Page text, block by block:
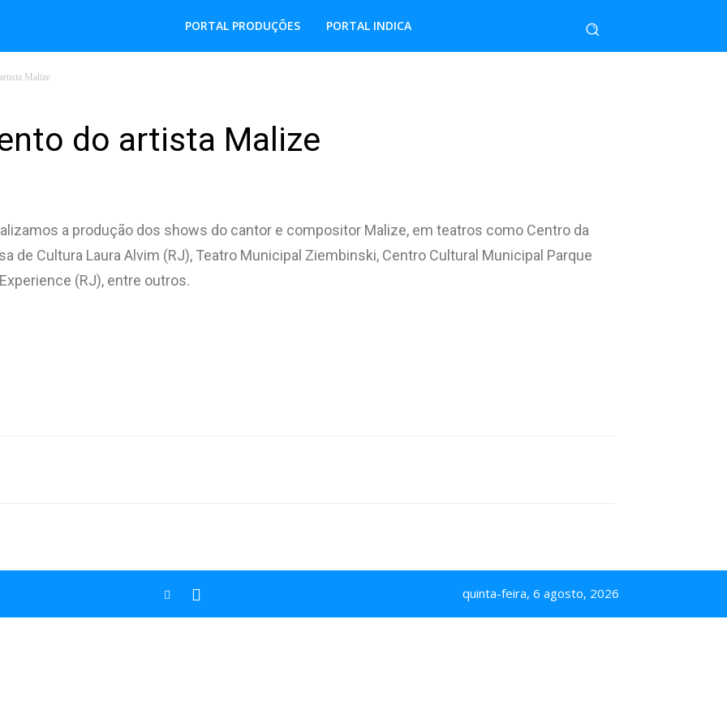
PORTAL PRODUÇÕES PORTAL INDICA
Malize
do artista Malize
a produção dos shows do cantor e compositor Malize, em teatros como Centro da
de Cultura Laura Alvim (RJ), Teatro Municipal Ziembinski, Centro Cultural Municipal Parque
(RJ), entre outros.
quinta-feira, 6 agosto, 2026